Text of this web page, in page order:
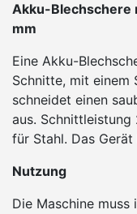
Akku-Blechschere
mm
Eine Akku-
Schnitte, mit einem
schneidet einen
aus. Schnittleistung
für Stahl. Das
Nutzung
Die Maschine muss